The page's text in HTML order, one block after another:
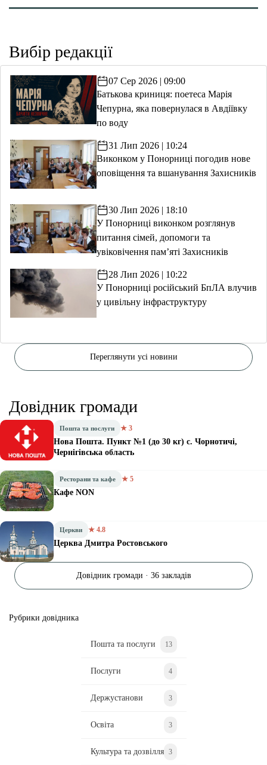
Вибір редакції
07 Сер 2026 | 09:00
Батькова криниця: поетеса Марія
Чепурна, яка повернулася в Авдіївку
по воду
31 Лип 2026 | 10:24
Виконком у Понорниці погодив нове
оповіщення та вшанування Захисників
30 Лип 2026 | 18:10
У Понорниці виконком розглянув
питання сімей, допомоги та
увіковічення пам’яті Захисників
28 Лип 2026 | 10:22
У Понорниці російський БпЛА влучив
у цивільну інфраструктуру
Переглянути усі новини
Довідник громади
Пошта та послуги ★ 3
Нова Пошта. Пункт №1 (до 30 кг) с. Чорнотичі,
Чернігівська область
Ресторани та кафе ★ 5
Кафе NON
Церкви ★ 4.8
Церква Дмитра Ростовського
Довідник громади · 36 закладів
Рубрики довідника
Пошта та послуги 13
Послуги 4
Держустанови 3
Освіта 3
Культура та дозвілля 3